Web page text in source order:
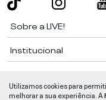
Sobre a LIVE!
Institucional
Ajuda
Utilizamos cookies para
melhorar a sua experiência. A